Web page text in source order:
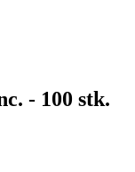
- 100 stk.